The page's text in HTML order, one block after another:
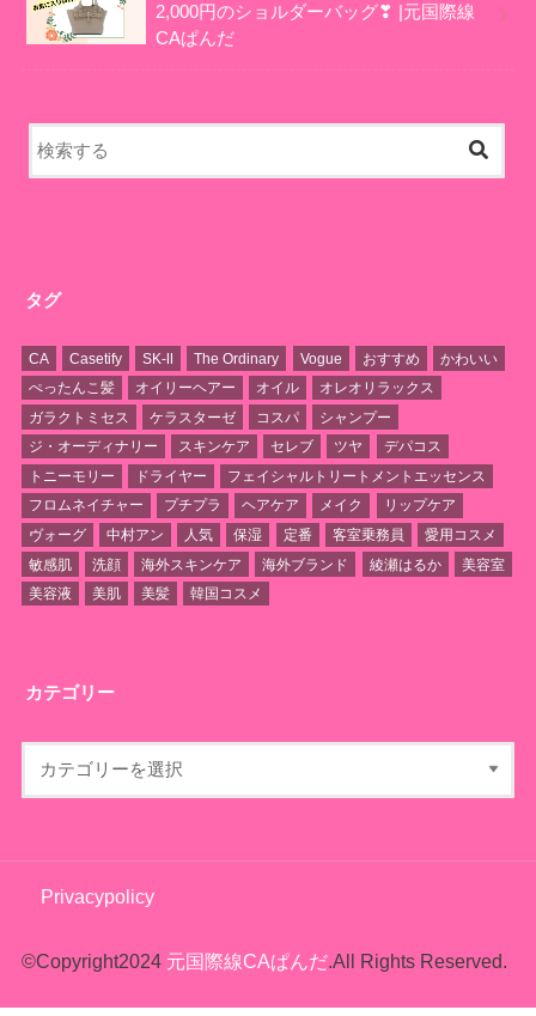
2,000円のショルダーバッグ❣ |元国際線
CAぱんだ
タグ
CA Casetify SK-Ⅱ The Ordinary Vogue おすすめ
かわいい
ぺったんこ髪
オイリーヘアー オイル
オレオリラックス
ガラクトミセス
ケラスターゼ コスパ
シャンプー
ジ・オーディナリー
スキンケア セレブ ツヤ
デパコス
トニーモリー
ドライヤー
フェイシャルトリートメントエッセンス
フロムネイチャー
プチプラ ヘアケア メイク
リップケア
ヴォーグ
中村アン 人気 保湿 定番 客室乗務員
愛用コスメ
敏感肌
洗顔 海外スキンケア 海外ブランド 綾瀬はるか
美容室
美容液
美肌 美髪 韓国コスメ
カテゴリー
Privacypolicy
©Copyright2024 元国際線CAぱんだ.All Rights Reserved.